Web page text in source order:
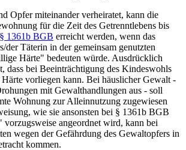
Opfer miteinander verheiratet, kann die
für die Zeit des Getrenntlebens bis
§ 1361b BGB erreicht werden, wenn das
der Täterin in der gemeinsam genutzten
Härte" bedeuten würde. Ausdrücklich
dass bei Beeinträchtigung des Kindeswohls
vorliegen kann. Bei häuslicher Gewalt -
mit Gewalthandlungen aus - soll
Wohnung zur Alleinnutzung zugewiesen
wie sie ansonsten bei § 1361b BGB
angeordnet wird, kann bei
wegen der Gefährdung des Gewaltopfers in
kommen.